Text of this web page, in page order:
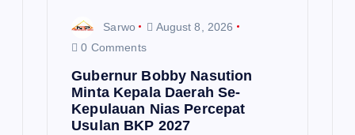
Sarwo
August 8, 2026
0 Comments
Gubernur Bobby Nasution
Minta Kepala Daerah Se-
Kepulauan Nias Percepat
Usulan BKP 2027